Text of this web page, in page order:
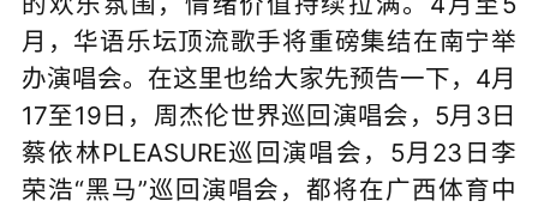
月，华语乐坛顶流歌手将重磅集结在南宁举
办演唱会。在这里也给大家先预告一下，4月
17至19日，周杰伦世界巡回演唱会，5月3日
蔡依林PLEASURE巡回演唱会，5月23日李
荣浩“黑马”巡回演唱会，都将在广西体育中